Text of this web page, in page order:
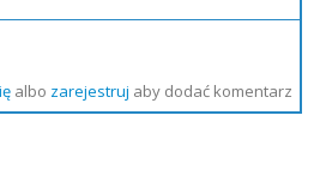
albo zarejestruj aby dodać komentarz